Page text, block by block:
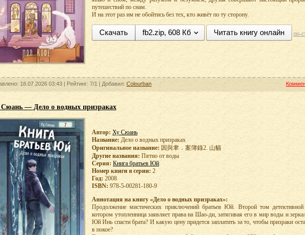
путешествий по снам.
И на этот раз им не обойтись без тех, кто живёт по ту сторону.
Скачать fb2.zip, 608 Кб Читать книгу онлайн по-
18.07.2026 03:43 | Рейтинг: 7/1 | Добавил: Colourban
— Дело о водных призраках
Автор: Ху Сюань
Название: Дело о водных призраках
Оригинальное название: 因與聿．案簿錄2. 山貓
Другие названия: Пятно от воды
Серия: Книга братьев Юй
Номер книги в серии: 2
Год: 2008
ISBN: 978-5-00281-180-9
Аннотация на книгу «Дело о водных призраках»:
Продолжение мистических приключений братьев Юй. Второй том
котором утопленница заявляет права на Шао-ди, затягивая его в мир воды и
Юй Инь спасти брата? И какую цену придется заплатить за то, чтобы призраки
в покое?